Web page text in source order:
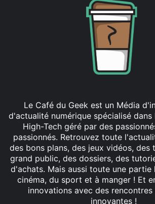
Le Café du Geek est un Média
d'actualité numérique spécialisé dans
High-Tech géré par des
passionnés. Retrouvez toute
des bons plans, des jeux vidéos, des
grand public, des dossiers, des
d'achats. Mais aussi toute une partie
cinéma, du sport et à manger ! Et
innovations avec des
innovantes !